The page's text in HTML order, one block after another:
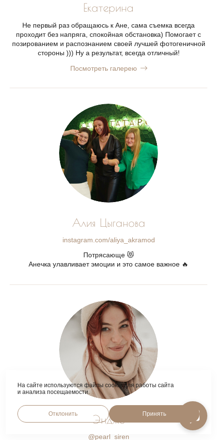
Екатерина
Не первый раз обращаюсь к Ане, сама съемка всегда
проходит без напряга, спокойная обстановка) Помогает с
позированием и распознанием своей лучшей фотогеничной
стороны ))) Ну а результат, всегда отличный!
Посмотреть галерею
Алия Цыганова
instagram.com/aliya_akramod
Потрясающе 😻
Анечка улавливает эмоции и это самое важное 🔥
Эндже
@pearl_siren
На сайте используются файлы cookie для работы сайта
и анализа посещаемости.
Отклонить Принять